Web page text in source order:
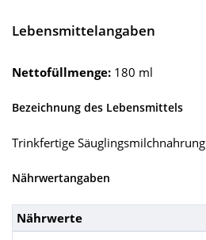
Lebensmittelangaben
Nettofüllmenge: 180 ml
Bezeichnung des Lebensmittels
Trinkfertige Säuglingsmilchnahrung
Nährwertangaben
Nährwerte